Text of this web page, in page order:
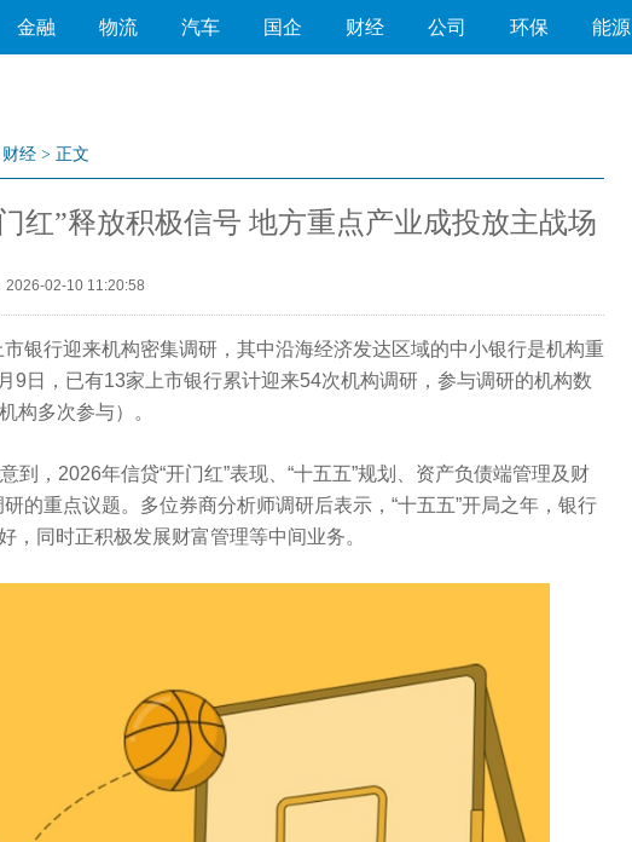
金融 物流 汽车 国企 财经 公司 环保 能源
财经 > 正文
红”释放积极信号 地方重点产业成投放主战场
2026-02-10 11:20:58
银行迎来机构密集调研，其中沿海经济发达区域的中小银行是机构重
9日，已有13家上市银行累计迎来54次机构调研，参与调研的机构数
构多次参与）。
到，2026年信贷“开门红”表现、“十五五”规划、资产负债端管理及财
的重点议题。多位券商分析师调研后表示，“十五五”开局之年，银行
，同时正积极发展财富管理等中间业务。